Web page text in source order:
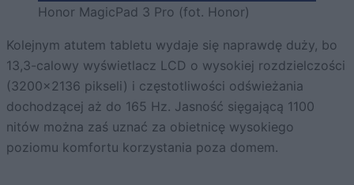
Honor MagicPad 3 Pro (fot. Honor)
Kolejnym atutem tabletu wydaje się naprawdę duży, bo
13,3-calowy wyświetlacz LCD o wysokiej rozdzielczości
(3200×2136 pikseli) i częstotliwości odświeżania
dochodzącej aż do 165 Hz. Jasność sięgającą 1100
nitów można zaś uznać za obietnicę wysokiego
poziomu komfortu korzystania poza domem.